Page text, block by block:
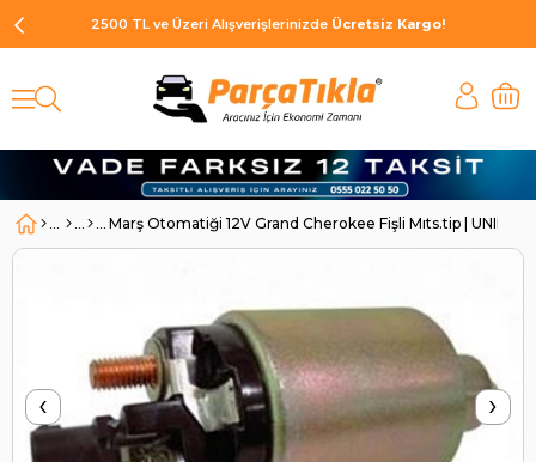
2500 TL ve Üzeri Alışverişlerinizde Ücretsiz Kargo!
Marş Otomatiği 12V Grand Cherokee Fişli Mıts.tip |
‹ ›